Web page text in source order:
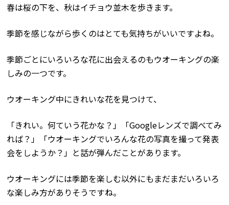
春は桜の下を、秋はイチョウ並木を歩きます。
季節を感じながら歩くのはとても気持ちがいいですよね。
季節ごとにいろいろな花に出会えるのもウオーキングの楽
しみの一つです。
ウオーキング中にきれいな花を見つけて、
「きれい。何ていう花かな？」「Googleレンズで調べてみ
れば？」「ウオーキングでいろんな花の写真を撮って発表
会をしようか？」と話が弾んだことがあります。
ウオーキングには季節を楽しむ以外にもまだまだいろいろ
な楽しみ方がありそうですね。